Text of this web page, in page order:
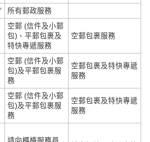
所有郵政服務
空郵 (信件及小郵
包)、平郵包裹及
特快專遞服務
空郵包裹服務
空郵 (信件及小郵
包)及平郵包裹服
務
空郵包裹及特快專遞
服務
空郵 (信件及小郵
包)及平郵包裹服
務
空郵包裹及特快專遞
服務
請向櫃檯服務員